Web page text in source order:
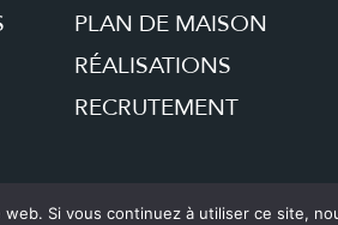
PLAN DE MAISON
RÉALISATIONS
RECRUTEMENT
Si vous continuez à utiliser ce site,